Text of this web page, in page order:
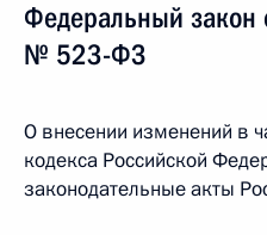
Федеральный
№ 523-ФЗ
О внесении изменений в
кодекса Российской
законодательные акты